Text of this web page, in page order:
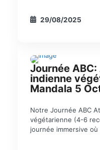
29/08/2025
JOURNÉE ABC
Journée
indienne
Mandala 5
Notre Journée ABC
végétarienne (4-6
journée immersive